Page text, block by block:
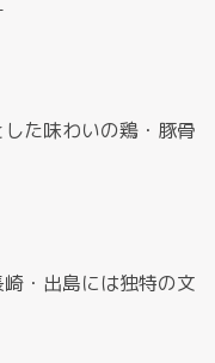
た味わいの鶏・豚骨
・出島には独特の文